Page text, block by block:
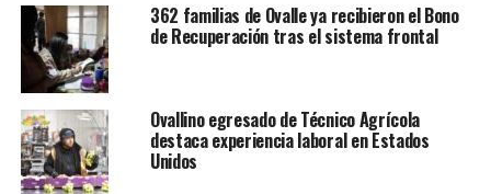
362 familias de Ovalle ya recibieron el Bono
de Recuperación tras el sistema frontal
Ovallino egresado de Técnico Agrícola
destaca experiencia laboral en Estados
Unidos